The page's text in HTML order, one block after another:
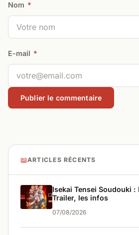
Nom *
E-mail *
📖ARTICLES RÉCENTS
Isekai Tensei Soudouki :
Trailer, les infos
07/08/2026